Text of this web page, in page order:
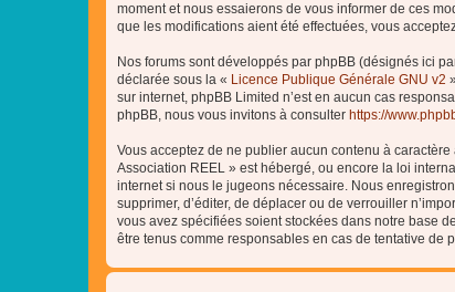
moment et nous essaierons de vous informer de ces
que les modifications aient été effectuées, vous
Nos forums sont développés par phpBB (désignés ici
déclarée sous la « Licence Publique Générale GNU v2
sur internet, phpBB Limited n’est en aucun cas
phpBB, nous vous invitons à consulter https://
Vous acceptez de ne publier aucun contenu à
Association REEL » est hébergé, ou encore la loi
internet si nous le jugeons nécessaire. Nous
supprimer, d’éditer, de déplacer ou de verrouiller
vous avez spécifiées soient stockées dans notre base
être tenus comme responsables en cas de tentative de